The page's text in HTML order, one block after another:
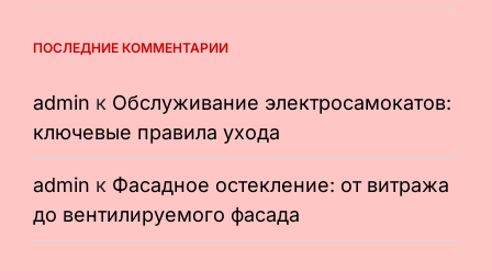
ПОСЛЕДНИЕ КОММЕНТАРИИ
admin к Обслуживание электросамокатов:
ключевые правила ухода
admin к Фасадное остекление: от витража
до вентилируемого фасада